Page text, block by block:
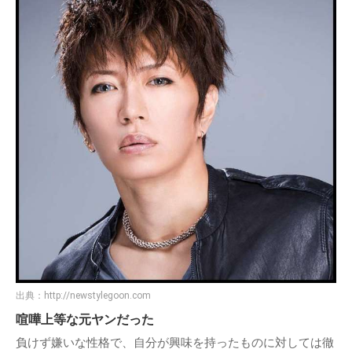
出典： http://newstylegoon.com
喧嘩上等な元ヤンだった
負けず嫌いな性格で、自分が興味を持ったものに対しては徹